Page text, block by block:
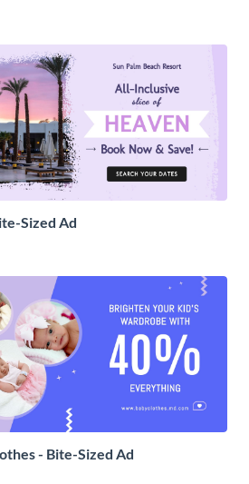
Sized Ad
- Bite-Sized Ad